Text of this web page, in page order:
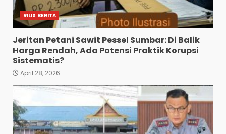
RILIS BERITA
Jeritan Petani Sawit Pessel Sumbar: Di Balik
Harga Rendah, Ada Potensi Praktik Korupsi
Sistematis?
April 28, 2026